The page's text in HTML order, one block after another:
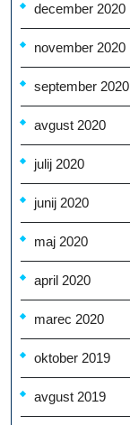
december 2020
november 2020
september 2020
avgust 2020
julij 2020
junij 2020
maj 2020
april 2020
marec 2020
oktober 2019
avgust 2019